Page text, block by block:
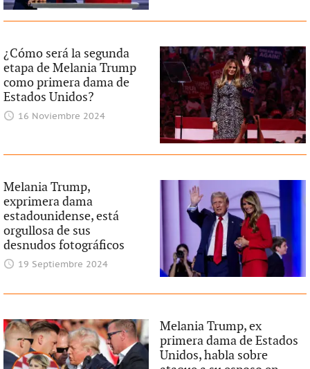
¿Cómo será la segunda
etapa de Melania Trump
como primera dama de
Estados Unidos?
16 Noviembre 2024
Melania Trump,
exprimera dama
estadounidense, está
orgullosa de sus
desnudos fotográficos
19 Septiembre 2024
Melania Trump, ex
primera dama de Estados
Unidos, habla sobre